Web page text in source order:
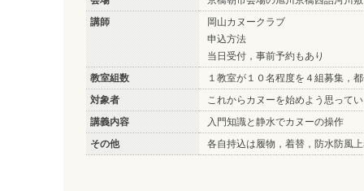
講師
岡山カヌークラブ
申込方法
当日受付，事前予約もあり
教室組数
１教室が１０名程度を４組募集，
対象者
これからカヌーを始めよう思って
講義内容
入門知識と静水でカヌーの操作
その他
各自持込は履物，着替，防水防風